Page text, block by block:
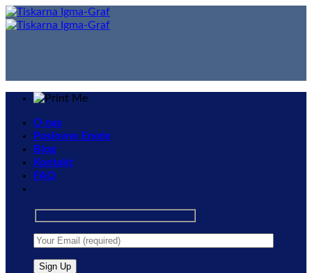
Skip
to
O nas
Poslovne Enote
Blog
Kontakt
FAQ